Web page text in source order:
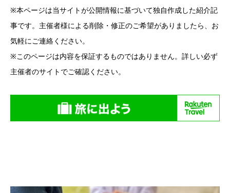
※本ページは当サイトが公開情報に基づいて独自作成した紹介記
事です。主催者様による削除・修正のご希望がありましたら、お
気軽にご連絡ください。
※このページは内容を保証するものではありません。詳しい必ず
主催者のサイトでご確認ください。